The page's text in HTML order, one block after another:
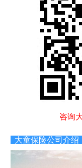
咨询
大童保险公司介绍